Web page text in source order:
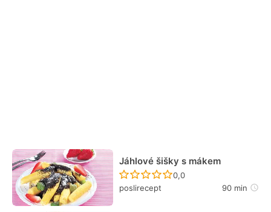
Jáhlové šišky s mákem
Recept ještě nebyl
0,0
poslirecept
90 min